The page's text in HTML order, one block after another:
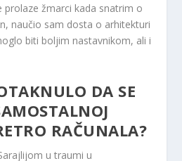
prolaze žmarci kada snatrim o
naučio sam dosta o arhitekturi
biti boljim nastavnikom, ali i
DA SE
RAČUNALA?
u traumi u